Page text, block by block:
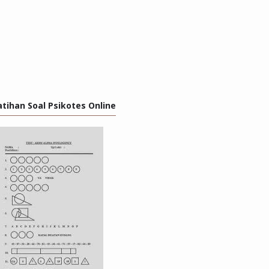
Soal Psikotes Online